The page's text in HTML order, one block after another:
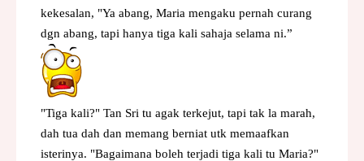
kekesalan, "Ya abang, Maria mengaku pernah curang
dgn abang, tapi hanya tiga kali sahaja selama ni.”
"Tiga kali?" Tan Sri tu agak terkejut, tapi tak la marah,
dah tua dah dan memang berniat utk memaafkan
isterinya. "Bagaimana boleh terjadi tiga kali tu Maria?"